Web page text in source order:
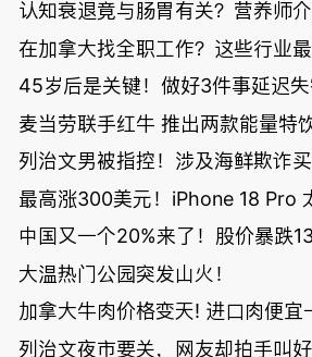
认知衰退竟与肠胃有关？营养师
在加拿大找全职工作？这些行业
45岁后是关键！做好3件事延迟
麦当劳联手红牛 推出两款能量特
列治文男被指控！涉及海鲜欺诈
最高涨300美元！iPhone 18 Pro
中国又一个20%来了！股价暴跌
大温热门公园突发山火！
加拿大牛肉价格变天! 进口肉便宜
列治文夜市要关，网友却拍手叫好